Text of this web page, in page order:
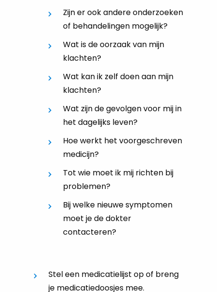
Zijn er ook andere onderzoeken
of behandelingen mogelijk?
Wat is de oorzaak van mijn
klachten?
Wat kan ik zelf doen aan mijn
klachten?
Wat zijn de gevolgen voor mij in
het dagelijks leven?
Hoe werkt het voorgeschreven
medicijn?
Tot wie moet ik mij richten bij
problemen?
Bij welke nieuwe symptomen
moet je de dokter
contacteren?
Stel een medicatielijst op of breng
je medicatiedoosjes mee.